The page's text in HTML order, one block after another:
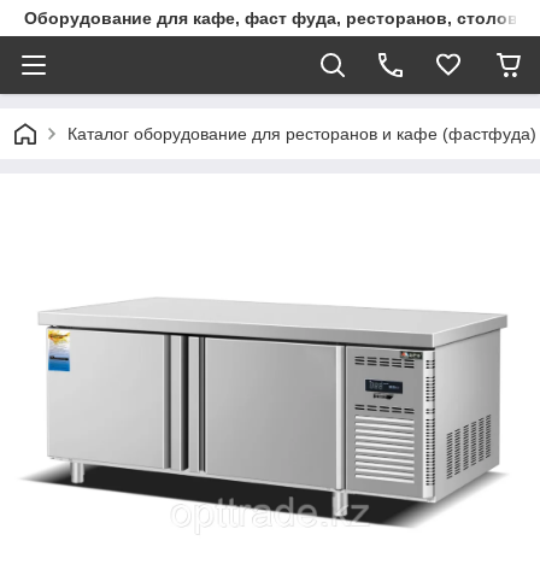
Оборудование для кафе, фаст фуда, ресторанов,
Каталог оборудование для ресторанов и кафе (фастфуда)